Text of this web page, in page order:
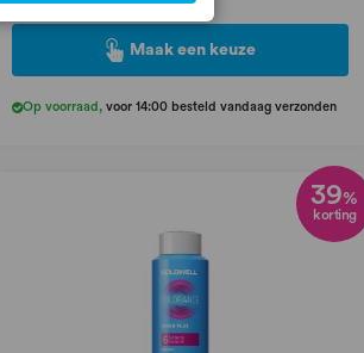
Maak een keuze
Op voorraad , voor 14:00 besteld vandaag verzonden
39%
korting